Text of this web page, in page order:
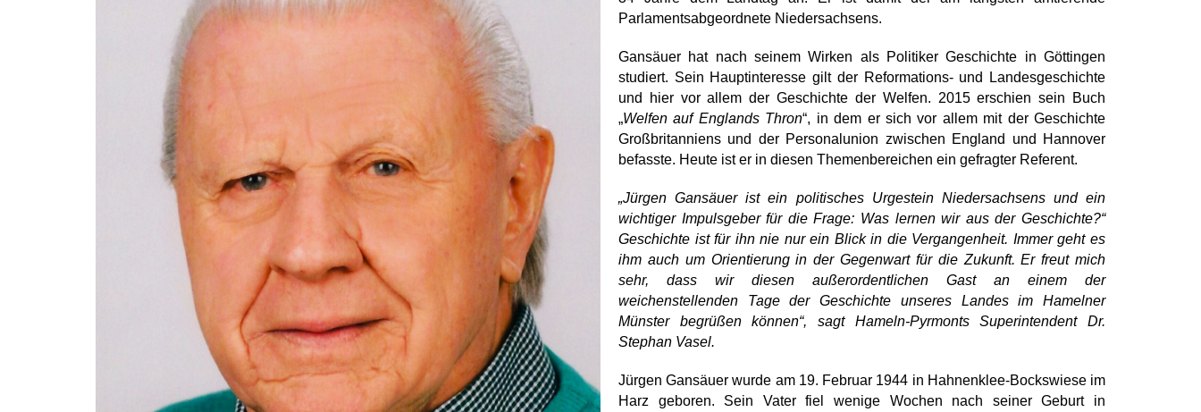
Parlamentsabgeordnete Niedersachsens.
Gansäuer hat nach seinem Wirken als Politiker Geschichte in Göttingen
studiert. Sein Hauptinteresse gilt der Reformations- und Landesgeschichte
und hier vor allem der Geschichte der Welfen. 2015 erschien sein Buch
„Welfen auf Englands Thron“, in dem er sich vor allem mit der Geschichte
Großbritanniens und der Personalunion zwischen England und Hannover
befasste. Heute ist er in diesen Themenbereichen ein gefragter Referent.
„Jürgen Gansäuer ist ein politisches Urgestein Niedersachsens und ein
wichtiger Impulsgeber für die Frage: Was lernen wir aus der Geschichte?“
Geschichte ist für ihn nie nur ein Blick in die Vergangenheit. Immer geht es
ihm auch um Orientierung in der Gegenwart für die Zukunft. Er freut mich
sehr, dass wir diesen außerordentlichen Gast an einem der
weichenstellenden Tage der Geschichte unseres Landes im Hamelner
Münster begrüßen können“, sagt Hameln-Pyrmonts Superintendent Dr.
Stephan Vasel.
Jürgen Gansäuer wurde am 19. Februar 1944 in Hahnenklee-Bockswiese im
Harz geboren. Sein Vater fiel wenige Wochen nach seiner Geburt in